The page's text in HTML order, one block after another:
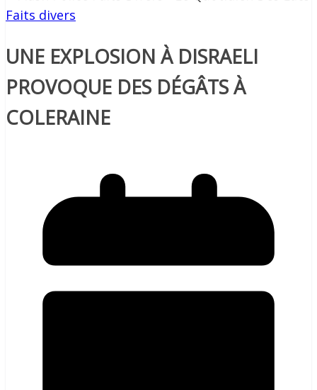
Faits divers
UNE EXPLOSION À DISRAELI
PROVOQUE DES DÉGÂTS À
COLERAINE